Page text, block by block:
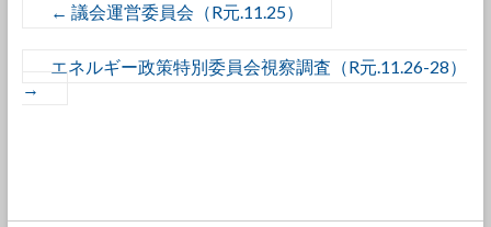
← 議会運営委員会（R元.11.25）
エネルギー政策特別委員会視察調査（R元.11.26-28）
→